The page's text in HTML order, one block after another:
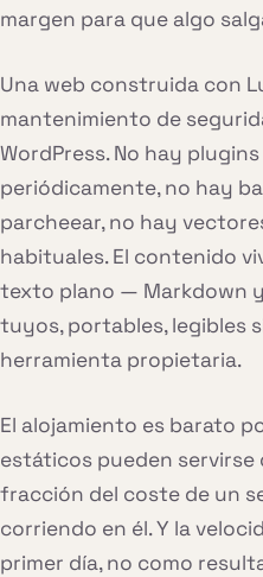
margen para que algo
Una web construida con
mantenimiento de
WordPress. No hay
periódicamente, no hay
parcheear, no hay
habituales. El contenido
texto plano — Markdown
tuyos, portables, legibles
herramienta propietaria.
El alojamiento es barato
estáticos pueden servirse
fracción del coste de un
corriendo en él. Y la
primer día, no como